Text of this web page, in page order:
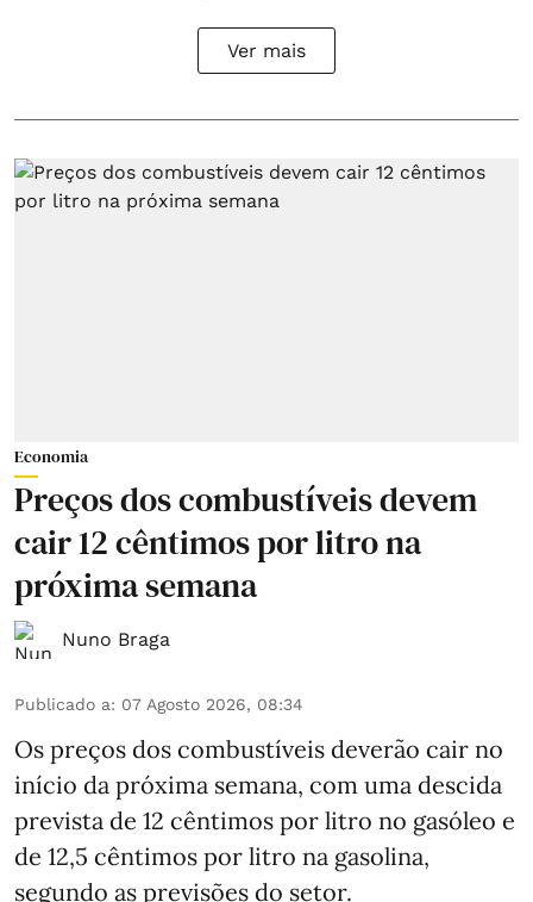
Ver mais
Economia
Preços dos combustíveis devem
cair 12 cêntimos por litro na
próxima semana
Nuno Braga
Publicado a: 07 Agosto 2026, 08:34
Os preços dos combustíveis deverão cair no
início da próxima semana, com uma descida
prevista de 12 cêntimos por litro no gasóleo e
de 12,5 cêntimos por litro na gasolina,
segundo as previsões do setor.